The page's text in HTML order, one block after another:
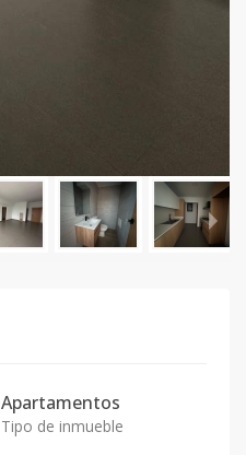
Apartamentos
Tipo de inmueble